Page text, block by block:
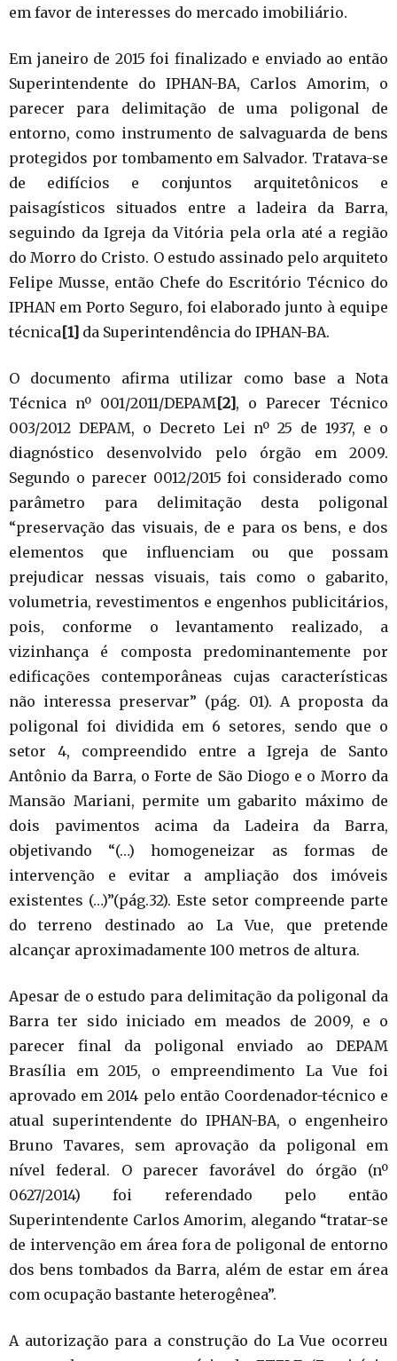
em favor de interesses do mercado imobiliário.
Em janeiro de 2015 foi finalizado e enviado ao então
Superintendente do IPHAN-BA, Carlos Amorim, o
parecer para delimitação de uma poligonal de
entorno, como instrumento de salvaguarda de bens
protegidos por tombamento em Salvador. Tratava-se
de edifícios e conjuntos arquitetônicos e
paisagísticos situados entre a ladeira da Barra,
seguindo da Igreja da Vitória pela orla até a região
do Morro do Cristo. O estudo assinado pelo arquiteto
Felipe Musse, então Chefe do Escritório Técnico do
IPHAN em Porto Seguro, foi elaborado junto à equipe
técnica[1] da Superintendência do IPHAN-BA.
O documento afirma utilizar como base a Nota
Técnica nº 001/2011/DEPAM[2], o Parecer Técnico
003/2012 DEPAM, o Decreto Lei nº 25 de 1937, e o
diagnóstico desenvolvido pelo órgão em 2009.
Segundo o parecer 0012/2015 foi considerado como
parâmetro para delimitação desta poligonal
“preservação das visuais, de e para os bens, e dos
elementos que influenciam ou que possam
prejudicar nessas visuais, tais como o gabarito,
volumetria, revestimentos e engenhos publicitários,
pois, conforme o levantamento realizado, a
vizinhança é composta predominantemente por
edificações contemporâneas cujas características
não interessa preservar” (pág. 01). A proposta da
poligonal foi dividida em 6 setores, sendo que o
setor 4, compreendido entre a Igreja de Santo
Antônio da Barra, o Forte de São Diogo e o Morro da
Mansão Mariani, permite um gabarito máximo de
dois pavimentos acima da Ladeira da Barra,
objetivando “(…) homogeneizar as formas de
intervenção e evitar a ampliação dos imóveis
existentes (…)”(pág.32). Este setor compreende parte
do terreno destinado ao La Vue, que pretende
alcançar aproximadamente 100 metros de altura.
Apesar de o estudo para delimitação da poligonal da
Barra ter sido iniciado em meados de 2009, e o
parecer final da poligonal enviado ao DEPAM
Brasília em 2015, o empreendimento La Vue foi
aprovado em 2014 pelo então Coordenador-técnico e
atual superintendente do IPHAN-BA, o engenheiro
Bruno Tavares, sem aprovação da poligonal em
nível federal. O parecer favorável do órgão (nº
0627/2014) foi referendado pelo então
Superintendente Carlos Amorim, alegando “tratar-se
de intervenção em área fora de poligonal de entorno
dos bens tombados da Barra, além de estar em área
com ocupação bastante heterogênea”.
A autorização para a construção do La Vue ocorreu